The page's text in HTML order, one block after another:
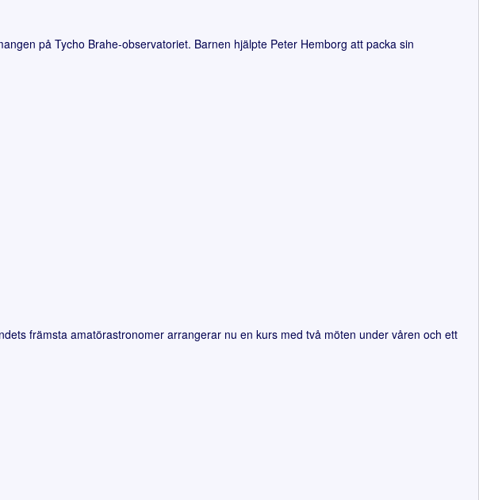
på Tycho Brahe-observatoriet. Barnen hjälpte Peter Hemborg att packa sin
främsta amatörastronomer arrangerar nu en kurs med två möten under våren och ett